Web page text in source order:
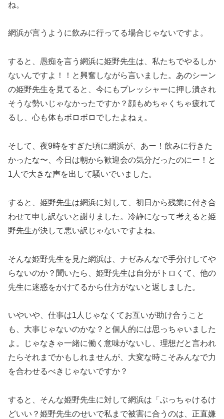
ね。
網浜が言うように飲みに行ってる場合じゃないですよ。
すると、愚痴を言う網浜に姫野先生は、私たちでやるしか
ないんですよ！！と興奮しながら言いました。あのシーン
の姫野先生を見てると、今にもプレッシャーに押し潰され
そうな勢いじゃなかったですか？顔もめちゃくちゃ疲れて
るし、心も体もボロボロでしたよねぇ。
そして、夜9時をすぎた頃に網浜が、あー！飲みに行きた
かったな〜、今日は朝から歓迎会の気分だったのにー！と
1人で大きな声を出して騒いでいました。
すると、姫野先生は網浜に対して、初日から残業に付き合
わせて申し訳ないと謝りました。冷静になって考えると姫
野先生が決して悪い訳じゃないですよね。
そんな姫野先生を見た網浜は、ナゼみんなで手分けしてや
らないのか？聞いたら、姫野先生は自分がトロくて、他の
先生に迷惑をかけてるから仕方がないと返しました。
いやいや、仕事は1人じゃなくてお互いが助け合うこと
も、大事じゃないのかな？と個人的には思っちゃいました
よ。じゃなきゃ一緒に働く意味がないし、理想だと言われ
たらそれまでかもしれませんが、大変な時こそみんなで力
を合わせるべきじゃないですか？
すると、そんな姫野先生に対して網浜は「ぶっちゃけるけ
どいい？姫野先生のせいで私まで被害に合うのは、正直嫌